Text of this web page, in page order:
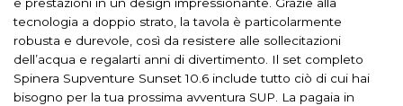
tecnologia a doppio strato, la tavola è particolarmente
robusta e durevole, così da resistere alle sollecitazioni
dell’acqua e regalarti anni di divertimento. Il set completo
Spinera Supventure Sunset 10.6 include tutto ciò di cui hai
bisogno per la tua prossima avventura SUP. La pagaia in